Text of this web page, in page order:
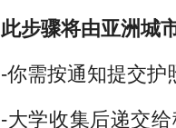
此步骤将由亚洲城
-你需按通知提交护
-大学收集后递交